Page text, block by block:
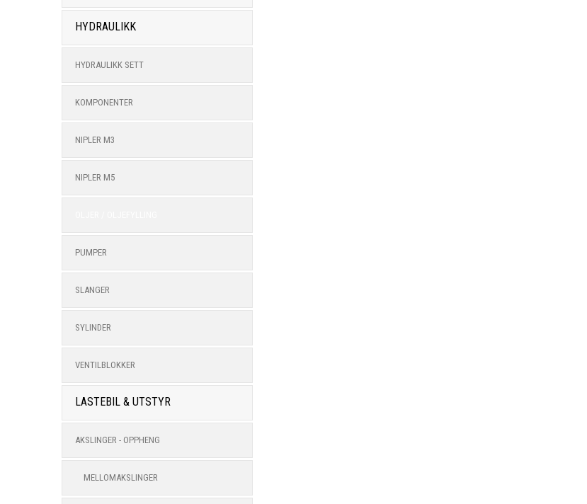
HYDRAULIKK
HYDRAULIKK SETT
KOMPONENTER
NIPLER M3
NIPLER M5
PUMPER
SLANGER
SYLINDER
VENTILBLOKKER
LASTEBIL & UTSTYR
AKSLINGER - OPPHENG
MELLOMAKSLINGER